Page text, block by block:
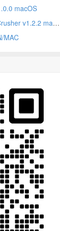
macOS
[经典 EDM 降比特失真器] Skinny Audio Skinny Crusher v1.2.2 macOS – GUISEPPE
MAC